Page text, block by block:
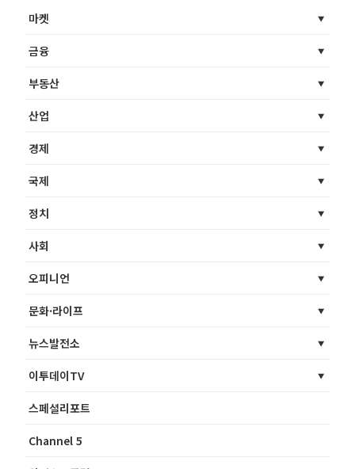
마켓
금융
부동산
산업
경제
국제
정치
사회
오피니언
문화·라이프
뉴스발전소
이투데이TV
스페셜리포트
Channel 5